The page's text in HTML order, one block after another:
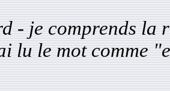
- je comprends la
lu le mot comme